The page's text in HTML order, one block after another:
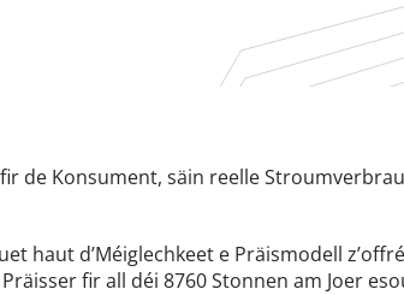
fir de Konsument, säin reelle
haut d’Méiglechkeet e Präismodell
fir all déi 8760 Stonnen am Joer